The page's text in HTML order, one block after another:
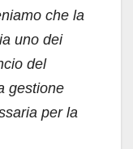
che la
uno dei
del
gestione
per la